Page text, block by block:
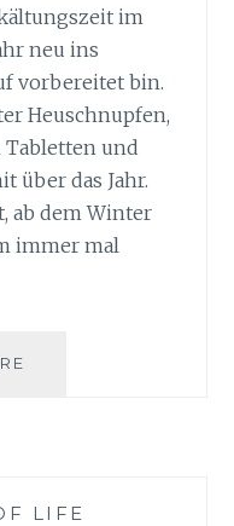
im
neu ins
vorbereitet bin.
Heuschnupfen,
und
über das Jahr.
ab dem Winter
immer mal
LIFE